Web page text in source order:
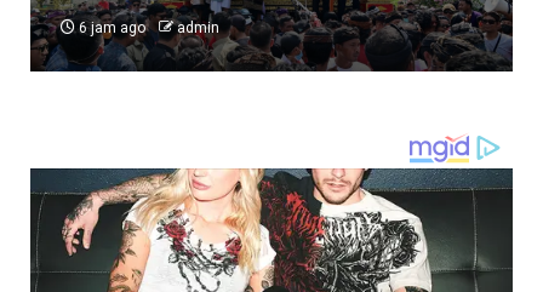
6 jam ago admin